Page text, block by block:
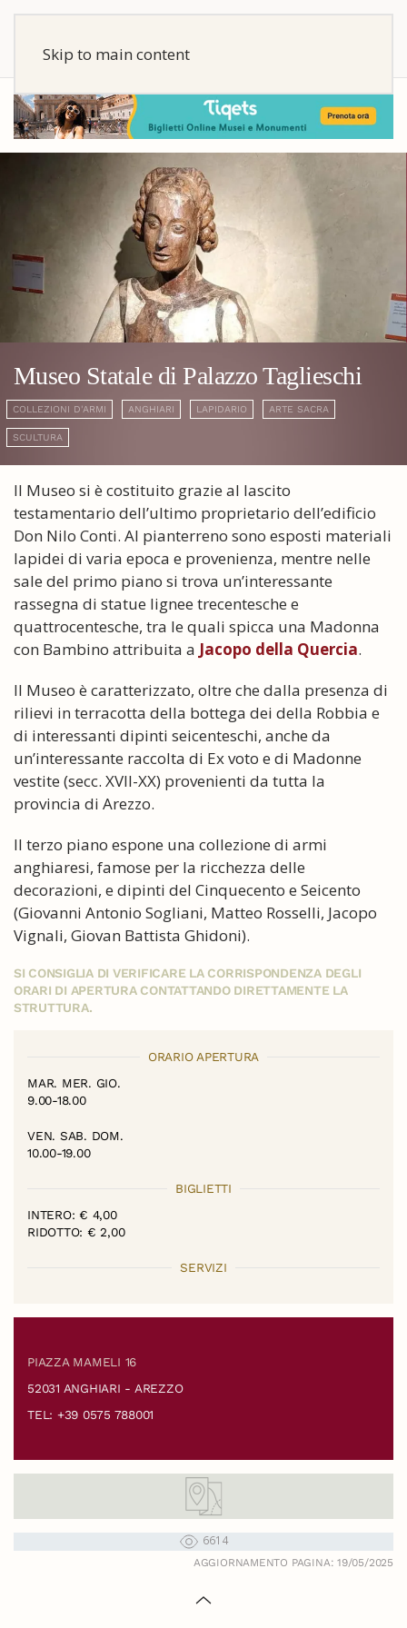
Skip to main content
Museo Statale di Palazzo Taglieschi
COLLEZIONI D'ARMI ANGHIARI LAPIDARIO ARTE SACRA
SCULTURA
Il Museo si è costituito grazie al lascito
testamentario dell’ultimo proprietario dell’edificio
Don Nilo Conti. Al pianterreno sono esposti materiali
lapidei di varia epoca e provenienza, mentre nelle
sale del primo piano si trova un’interessante
rassegna di statue lignee trecentesche e
quattrocentesche, tra le quali spicca una Madonna
con Bambino attribuita a Jacopo della Quercia.
Il Museo è caratterizzato, oltre che dalla presenza di
rilievi in terracotta della bottega dei della Robbia e
di interessanti dipinti seicenteschi, anche da
un’interessante raccolta di Ex voto e di Madonne
vestite (secc. XVII-XX) provenienti da tutta la
provincia di Arezzo.
Il terzo piano espone una collezione di armi
anghiaresi, famose per la ricchezza delle
decorazioni, e dipinti del Cinquecento e Seicento
(Giovanni Antonio Sogliani, Matteo Rosselli, Jacopo
Vignali, Giovan Battista Ghidoni).
SI CONSIGLIA DI VERIFICARE LA CORRISPONDENZA DEGLI
ORARI DI APERTURA CONTATTANDO DIRETTAMENTE LA
STRUTTURA.
ORARIO APERTURA
MAR. MER. GIO.
9.00-18.00
VEN. SAB. DOM.
10.00-19.00
BIGLIETTI
INTERO: € 4,00
RIDOTTO: € 2,00
SERVIZI
PIAZZA MAMELI 16
52031 ANGHIARI - AREZZO
TEL: +39 0575 788001
6614
AGGIORNAMENTO PAGINA: 19/05/2025